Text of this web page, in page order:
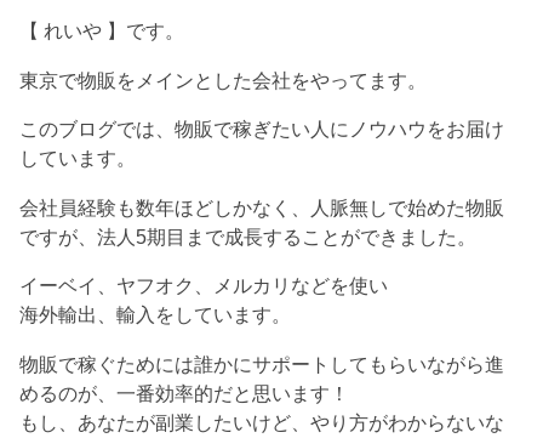
【 れいや 】です。
東京で物販をメインとした会社をやってます。
このブログでは、物販で稼ぎたい人にノウハウをお届け
しています。
会社員経験も数年ほどしかなく、人脈無しで始めた物販
ですが、法人5期目まで成長することができました。
イーベイ、ヤフオク、メルカリなどを使い
海外輸出、輸入をしています。
物販で稼ぐためには誰かにサポートしてもらいながら進
めるのが、一番効率的だと思います！
もし、あなたが副業したいけど、やり方がわからないな